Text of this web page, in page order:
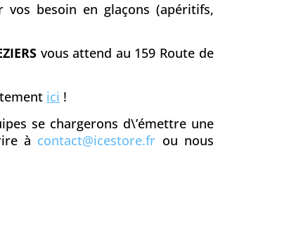
besoin en glaçons (apéritifs,
vous attend au 159 Route de
ici !
se chargerons d\’émettre une
à contact@icestore.fr ou nous